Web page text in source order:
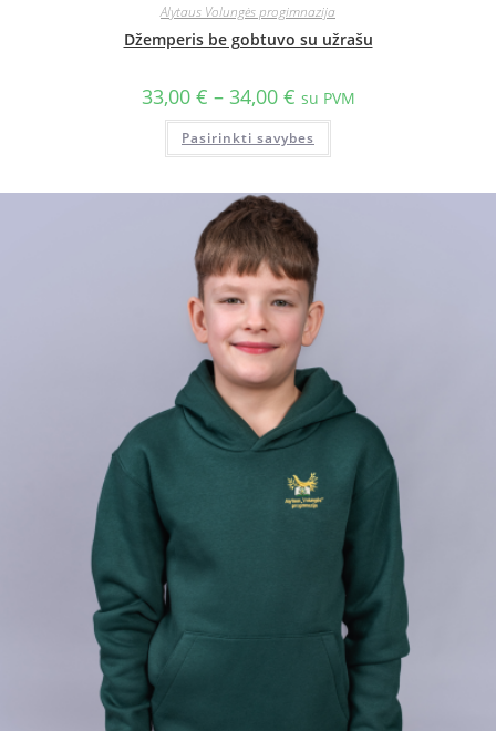
Alytaus Volungės progimnazija
Džemperis be gobtuvo su užrašu
33,00 € – 34,00 € su PVM
Pasirinkti savybes